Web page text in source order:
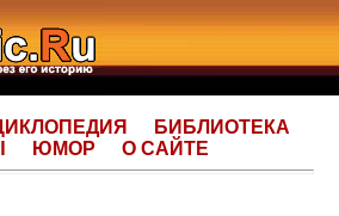
БИБЛИОТЕКА
ЮМОР О САЙТЕ